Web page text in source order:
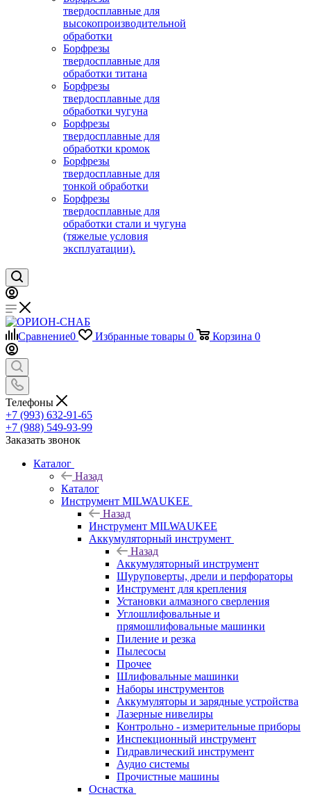
твердосплавные для
высокопроизводительной
обработки
Борфрезы
твердосплавные для
обработки титана
Борфрезы
твердосплавные для
обработки чугуна
Борфрезы
твердосплавные для
обработки кромок
Борфрезы
твердосплавные для
тонкой обработки
Борфрезы
твердосплавные для
обработки стали и чугуна
(тяжелые условия
эксплуатации).
Сравнение0 Избранные товары 0 Корзина 0
Телефоны
+7 (993) 632-91-65
+7 (988) 549-93-99
Заказать звонок
Каталог
Назад
Каталог
Инструмент MILWAUKEE
Назад
Инструмент MILWAUKEE
Аккумуляторный инструмент
Назад
Аккумуляторный инструмент
Шуруповерты, дрели и перфораторы
Инструмент для крепления
Установки алмазного сверления
Углошлифовальные и
прямошлифовальные машинки
Пиление и резка
Пылесосы
Прочее
Шлифовальные машинки
Наборы инструментов
Аккумуляторы и зарядные устройства
Лазерные нивелиры
Контрольно - измерительные приборы
Инспекционный инструмент
Гидравлический инструмент
Аудио системы
Прочистные машины
Оснастка